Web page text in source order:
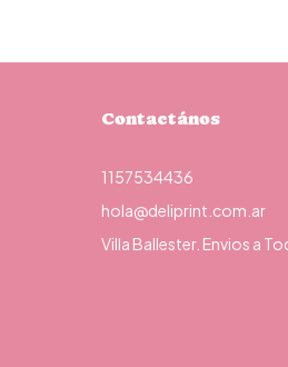
Contactános
1157534436
hola@deliprint.com.ar
Villa Ballester. Envios a